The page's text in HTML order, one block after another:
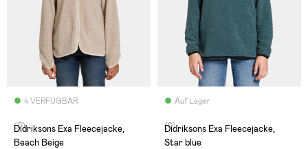
4 VERFÜGBAR
(0)
Didriksons Exa Fleecejacke,
Beach Beige
Auf Lager
(0)
Didriksons Exa Fleecejacke,
Star blue